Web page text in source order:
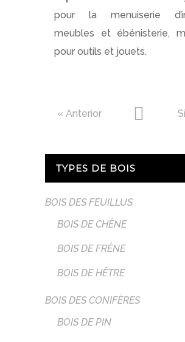
pour la menuiserie
meubles et ébénisterie,
pour outils et jouets.
« Anterior
TYPES DE BOIS
BOIS DES FEUILLUS
BOIS DE CHÊNE
BOIS DE FRÊNE
BOIS DE HÊTRE
BOIS DES CONIFÈRES
BOIS DE PIN